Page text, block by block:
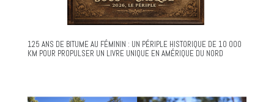
125 ANS DE BITUME AU FÉMININ : UN PÉRIPLE HISTORIQUE DE 10 000
KM POUR PROPULSER UN LIVRE UNIQUE EN AMÉRIQUE DU NORD